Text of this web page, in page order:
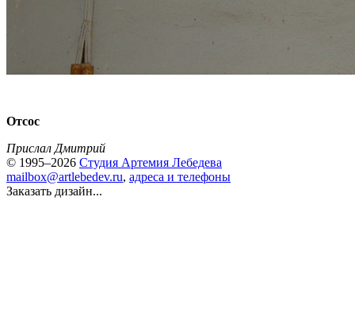
Отсос
Прислал Дмитрий
© 1995–2026 Студия Артемия Лебедева
mailbox@artlebedev.ru, адреса и телефоны
Заказать дизайн...